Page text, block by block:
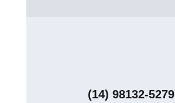
(14) 98132-5279